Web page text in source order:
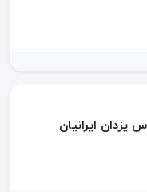
یزدان ایرانیان